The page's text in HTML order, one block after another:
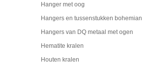
Hanger met oog
Hangers en tussenstukken bohemian
Hangers van DQ metaal met ogen
Hematite kralen
Houten kralen